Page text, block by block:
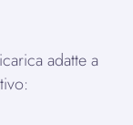
adatte a